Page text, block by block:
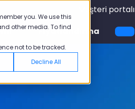
you. We use this
other media. To find
not to be tracked.
Decline All
Müşteri portalı
Akademi için alt menüyü göster
Fiyatlandırma